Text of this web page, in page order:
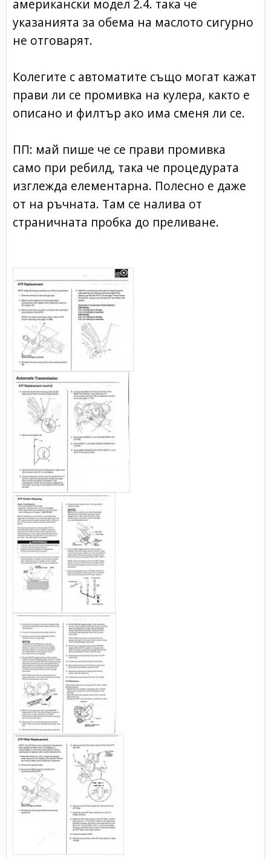
американски модел 2.4. така че
указанията за обема на маслото сигурно
не отговарят.
Колегите с автоматите също могат кажат
прави ли се промивка на кулера, както е
описано и филтър ако има сменя ли се.
ПП: май пише че се прави промивка
само при ребилд, така че процедурата
изглежда елементарна. Полесно е даже
от на ръчната. Там се налива от
страничната пробка до преливане.